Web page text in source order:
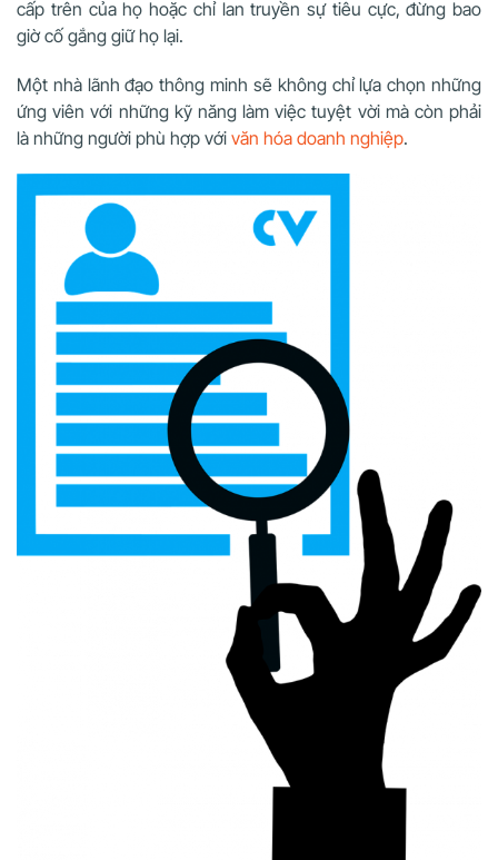
cấp trên của họ hoặc chỉ lan truyền sự tiêu cực, đừng bao
giờ cố gắng giữ họ lại.
Một nhà lãnh đạo thông minh sẽ không chỉ lựa chọn những
ứng viên với những kỹ năng làm việc tuyệt vời mà còn phải
là những người phù hợp với văn hóa doanh nghiệp.